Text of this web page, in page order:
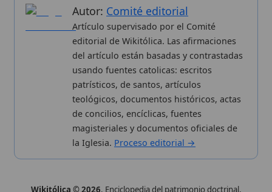
la Iglesia. Proceso editorial →
histórico y litúrgico de la Iglesia Católica. Parte de la red formativa
Curso Católico,Buscador CatólicoyCustodio Animae. Con
analíticas anónimas. Licencia (texto). Editado en
Valencia, España.ISSN: 3101-7339. Bajo el patrocinio de San
Carlo Acutis.
Sobre nosotros
Proceso editorial
Publicación seriada
Datos abiertos
Estadísticas
Aviso legal
Categorias
Más visitados
Nuevas entradas
Cambios recientes
Aplicaciones
Kit de Prensa
✦ SÍGUENOS EN